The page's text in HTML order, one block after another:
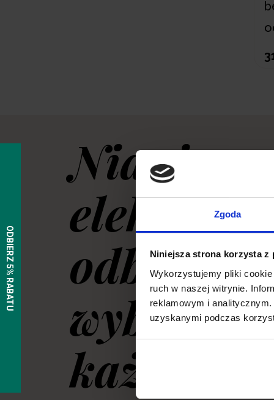
Zgoda
Niniejsza strona korzysta z
Wykorzystujemy pliki
ruch w naszej witrynie.
reklamowym i
uzyskanymi podczas
Nianie
wybierz
każdego